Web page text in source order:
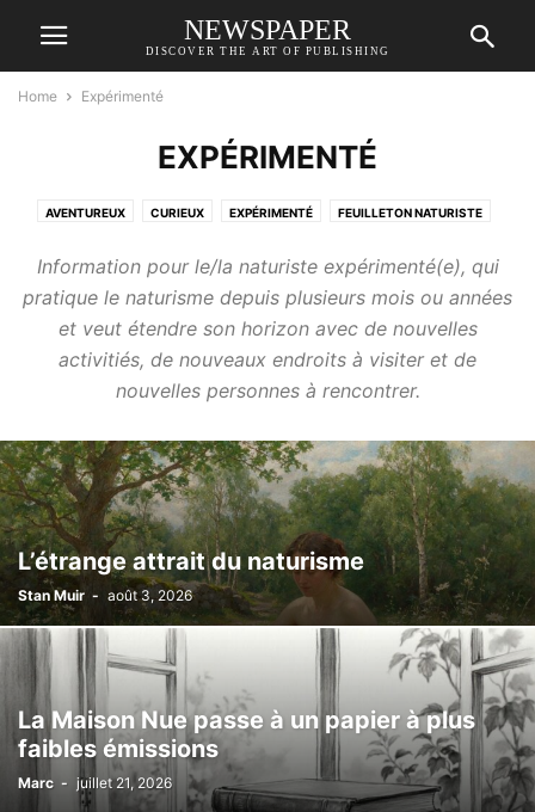
NEWSPAPER
DISCOVER THE ART OF PUBLISHING
Home Expérimenté
EXPÉRIMENTÉ
AVENTUREUX CURIEUX EXPÉRIMENTÉ FEUILLETON NATURISTE
Information pour le/la naturiste expérimenté(e), qui
pratique le naturisme depuis plusieurs mois ou années
et veut étendre son horizon avec de nouvelles
activitiés, de nouveaux endroits à visiter et de
nouvelles personnes à rencontrer.
L’étrange attrait du naturisme
Stan Muir - août 3, 2026
La Maison Nue passe à un papier à plus
faibles émissions
Marc - juillet 21, 2026